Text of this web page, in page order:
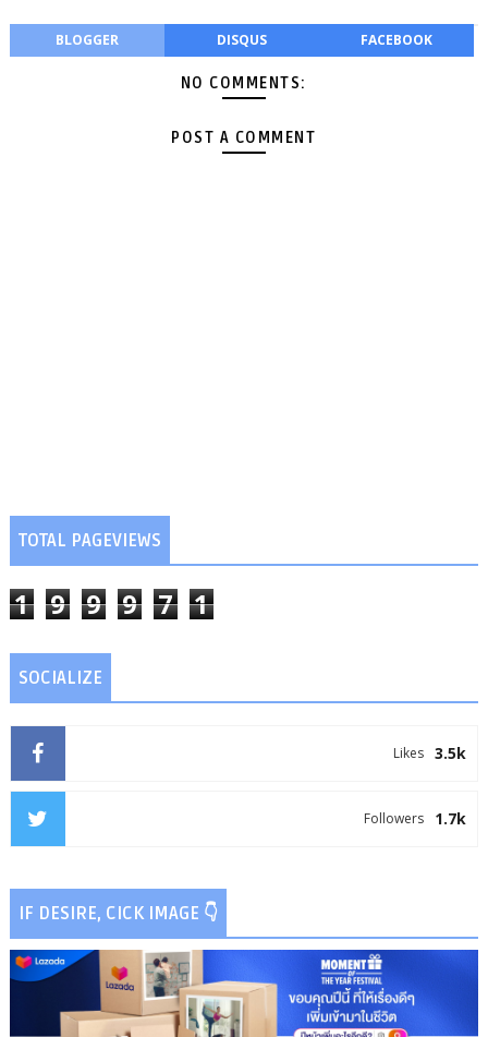
BLOGGER DISQUS FACEBOOK
NO COMMENTS:
POST A COMMENT
TOTAL PAGEVIEWS
1 9 9 9 7 1
SOCIALIZE
3.5k
Likes
1.7k
Followers
IF DESIRE, CICK IMAGE 👇